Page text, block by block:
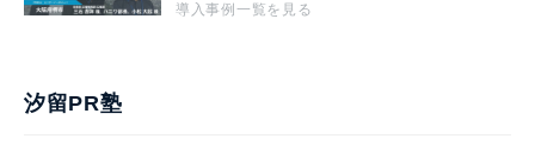
導入事例一覧を見る
汐留PR塾